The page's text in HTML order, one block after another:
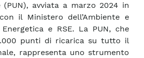
(PUN), avviata a marzo 2024 in
il Ministero dell’Ambiente e
e RSE. La PUN, che
punti di ricarica su tutto il
rappresenta uno strumento